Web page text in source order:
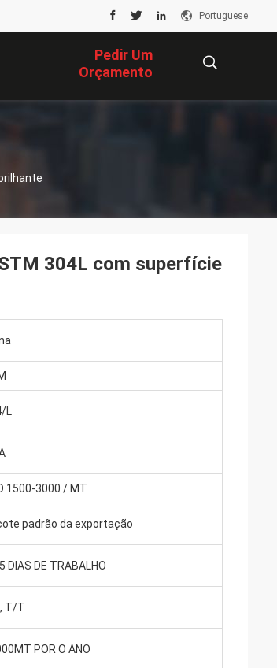
Portuguese
Pedir Um
Orçamento
304L com superfície
L
1500-3000 / MT
padrão da exportação
DIAS DE TRABALHO
T/T
POR O ANO